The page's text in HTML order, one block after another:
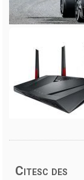
Citesc des